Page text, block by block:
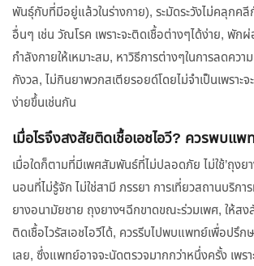
พันธุ์กับที่มีอยู่แล้วในร่างกาย), ระมัดระวังไม่คลุกค
อื่นๆ เช่น วัณโรค เพราะจะติดเชื้อต่างๆได้ง่าย, พัก
กำลังกายให้เหมาะสม, หาวิธีการต่างๆในการลดควา
กังวล, ไม่กินยาพวกสเตียรอยด์โดยไม่จำเป็นเพราะจ
ง่ายขึ้นเช่นกัน
เมื่อไรจึงสงสัยติดเชื้อเอชไอวี? ควรพบแพ
เมื่อใดก็ตามที่มีเพศสัมพันธ์ที่ไม่ปลอดภัย ไม่ใช้’ถุงย
นอนที่ไม่รู้จัก ไม่ใช่สามี ภรรยา การเที่ยวสถานบริกา
ยางอนามัยชาย ถุงยางฯฉีกขาดขณะร่วมเพศ, ให้สง
ติดเชื้อไวรัสเอชไอวีได้, ควรรีบไปพบแพทย์เพื่อปรึก
เลย, ซึ่งแพทย์อาจจะนัดตรวจมากกว่าหนึ่งครั้ง เพรา